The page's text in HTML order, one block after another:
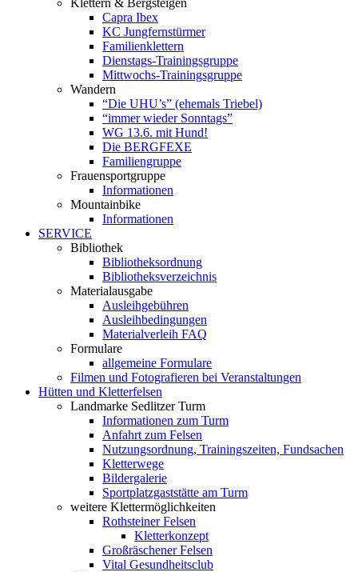
Klettern & Bergsteigen
Capra Ibex
KC Jungfernstürmer
Familienklettern
Dienstags-Trainingsgruppe
Mittwochs-Trainingsgruppe
Wandern
“Die UHU’s” (ehemals Triebel)
“immer wieder Sonntags”
WG 13.6. mit Hund!
Die BERGFEXE
Familiengruppe
Frauensportgruppe
Informationen
Mountainbike
Informationen
SERVICE
Bibliothek
Bibliotheksordnung
Bibliotheksverzeichnis
Materialausgabe
Ausleihgebühren
Ausleihbedingungen
Materialverleih FAQ
Formulare
allgemeine Formulare
Filmen und Fotografieren bei Veranstaltungen
Hütten und Kletterfelsen
Landmarke Sedlitzer Turm
Informationen zum Turm
Anfahrt zum Felsen
Nutzungsordnung, Trainingszeiten, Fundsachen
Kletterwege
Bildergalerie
Sportplatzgaststätte am Turm
weitere Klettermöglichkeiten
Rothsteiner Felsen
Kletterkonzept
Großräschener Felsen
Vital Gesundheitsclub